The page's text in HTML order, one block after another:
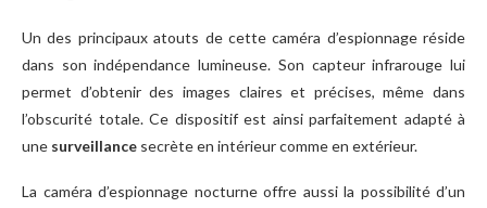
Un des principaux atouts de cette caméra d’espionnage réside
dans son indépendance lumineuse. Son capteur infrarouge lui
permet d’obtenir des images claires et précises, même dans
l’obscurité totale. Ce dispositif est ainsi parfaitement adapté à
une surveillance secrète en intérieur comme en extérieur.
La caméra d’espionnage nocturne offre aussi la possibilité d’un